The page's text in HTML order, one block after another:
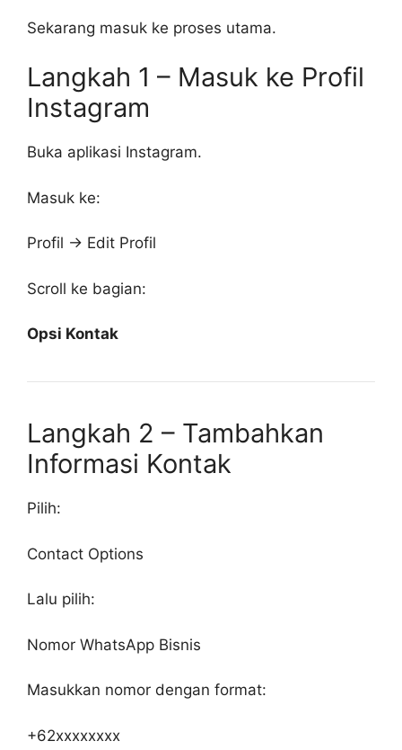
Sekarang masuk ke proses utama.
Langkah 1 – Masuk ke Profil
Instagram
Buka aplikasi Instagram.
Masuk ke:
Profil → Edit Profil
Scroll ke bagian:
Opsi Kontak
Langkah 2 – Tambahkan
Informasi Kontak
Pilih:
Contact Options
Lalu pilih:
Nomor WhatsApp Bisnis
Masukkan nomor dengan format:
+62xxxxxxxx